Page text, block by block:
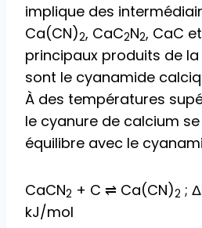
implique des
Ca(CN)2, CaC2N2, CaC
principaux produits de
sont le cyanamide
À des températures
le cyanure de calcium
équilibre avec le
CaCN2 + C ⇌ Ca(CN)2 ;
kJ/mol